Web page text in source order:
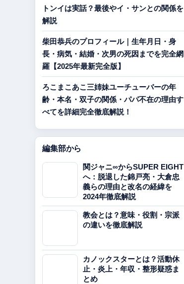
トンイは実話？最後やイ・サンとの関係を
解説
柴田恭兵のプロフィール｜生年月日・身
長・病気・結婚・次男の死因までを完全網
羅【2025年最新完全版】
ろこまこあこ三姉妹ユーチューバーの年
齢・本名・双子の関係・パパ不在の理由す
べてを詳細完全徹底解説！
編集部から
関ジャニ∞からSUPER EIGHT
へ：脱退した錦戸亮・大倉忠
義らの理由と改名の経緯を
2024年徹底解説
教会とは？意味・役割・宗派
の違いを徹底解説
カノックスターとは？活動休
止・炎上・年収・整形疑惑ま
とめ